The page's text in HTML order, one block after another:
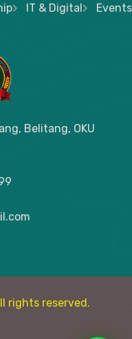
IT & Digital Events
Belitang, OKU
rights reserved.